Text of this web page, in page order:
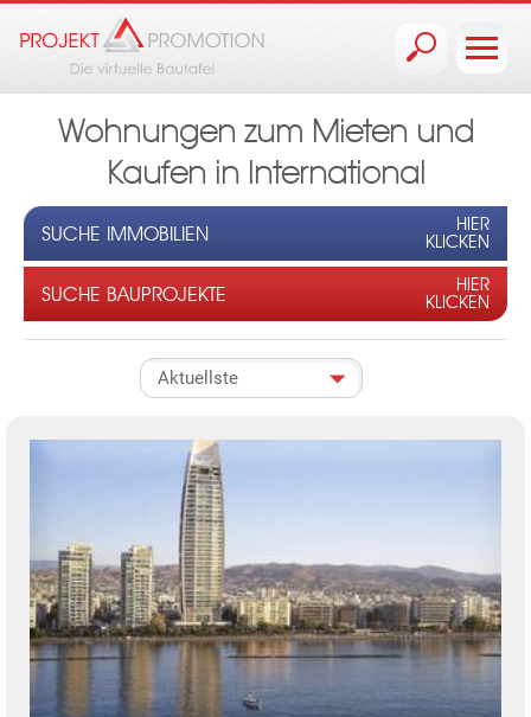
Wohnungen zum Mieten und
Kaufen in International
SUCHE IMMOBILIEN
HIER
KLICKEN
SUCHE BAUPROJEKTE
HIER
KLICKEN